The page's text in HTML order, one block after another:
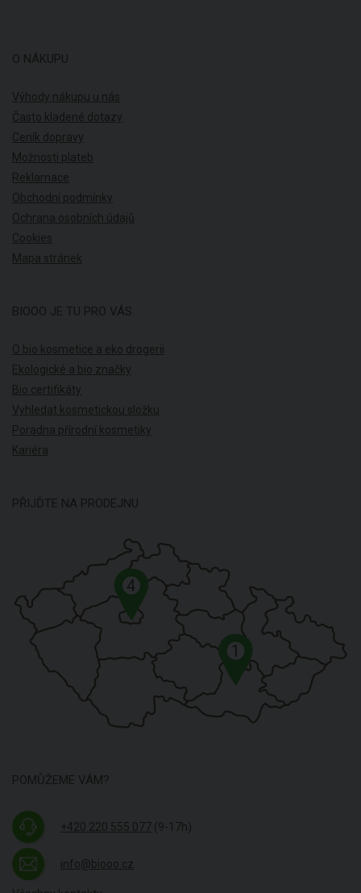
O NÁKUPU
Výhody nákupu u nás
Často kladené dotazy
Ceník dopravy
Možnosti plateb
Reklamace
Obchodní podmínky
Ochrana osobních údajů
Cookies
Mapa stránek
BIOOO JE TU PRO VÁS
O bio kosmetice a eko drogerii
Ekologické a bio značky
Bio certifikáty
Vyhledat kosmetickou složku
Poradna přírodní kosmetiky
Kariéra
PŘIJĎTE NA PRODEJNU
1
4
POMŮŽEME VÁM?
+420 220 555 077 (9-17h)
info@biooo.cz